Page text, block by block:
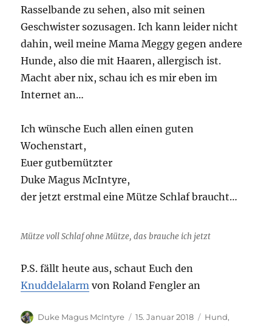
Rasselbande zu sehen, also mit seinen
Geschwister sozusagen. Ich kann leider nicht
dahin, weil meine Mama Meggy gegen andere
Hunde, also die mit Haaren, allergisch ist.
Macht aber nix, schau ich es mir eben im
Internet an…
Ich wünsche Euch allen einen guten
Wochenstart,
Euer gutbemützter
Duke Magus McIntyre,
der jetzt erstmal eine Mütze Schlaf braucht…
Mütze voll Schlaf ohne Mütze, das brauche ich jetzt
P.S. fällt heute aus, schaut Euch den
Knuddelalarm von Roland Fengler an
Autor
Duke Magus McIntyre
Veröffentlicht
15. Januar 2018 Kategorien
Hund,